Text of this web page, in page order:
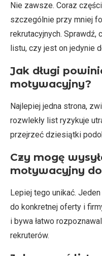
Nie zawsze. Coraz
szczególnie przy mniej
rekrutacyjnych. Sprawdź,
listu, czy jest on jedynie
Jak długi
motywacyjny?
Najlepiej jedna strona,
rozwlekły list ryzykuje
przejrzeć dziesiątki
Czy mogę
motywacyjny
Lepiej tego unikać.
do konkretnej oferty i
i bywa łatwo
rekruterów.